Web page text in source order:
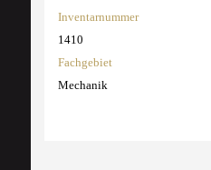
Inventarnummer
1410
Fachgebiet
Mechanik